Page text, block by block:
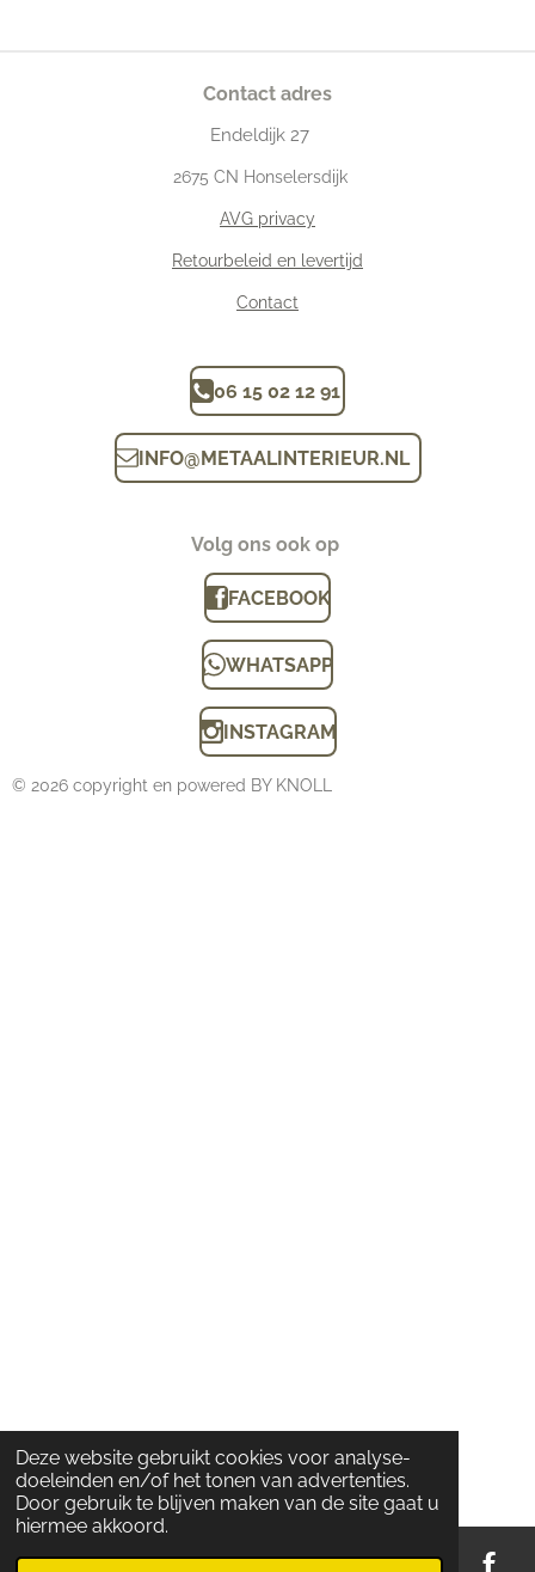
Deze website gebruikt cookies voor analyse-
doeleinden en/of het tonen van advertenties.
Door gebruik te blijven maken van de site gaat u
hiermee akkoord.
Contact adres
Endeldijk 27
2675 CN Honselersdijk
AVG privacy
Retourbeleid en levertijd
Contact
06 15 02 12 91
INFO@METAALINTERIEUR.NL
Volg ons ook op
FACEBOOK
WHATSAPP
INSTAGRAM
© 2026 copyright en powered BY KNOLL